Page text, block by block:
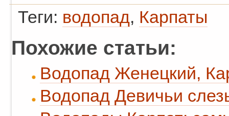
Теги: водопад, Карпаты
Похожие статьи:
Водопад Женецкий,
Водопад Девичьи